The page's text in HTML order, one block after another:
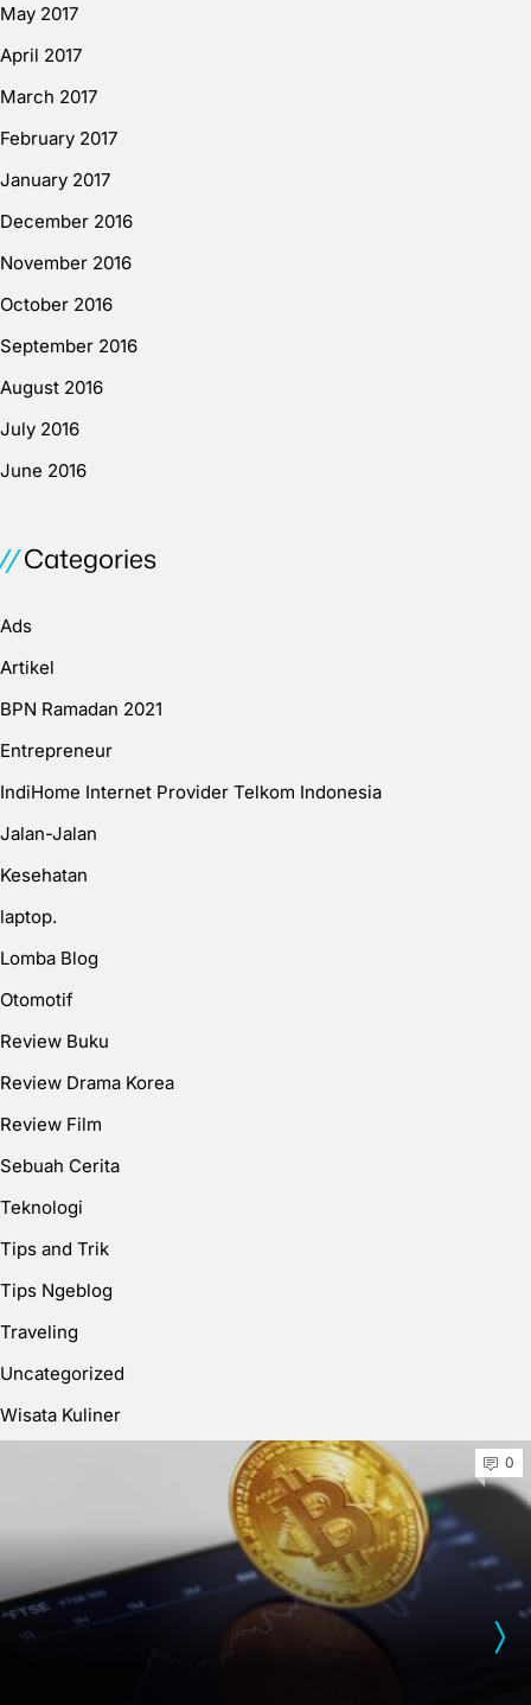
May 2017
April 2017
March 2017
February 2017
January 2017
December 2016
November 2016
October 2016
September 2016
August 2016
July 2016
June 2016
Categories
Ads
Artikel
BPN Ramadan 2021
Entrepreneur
IndiHome Internet Provider Telkom Indonesia
Jalan-Jalan
Kesehatan
laptop.
Lomba Blog
Otomotif
Review Buku
Review Drama Korea
Review Film
Sebuah Cerita
Teknologi
Tips and Trik
Tips Ngeblog
Traveling
Uncategorized
Wisata Kuliner
0